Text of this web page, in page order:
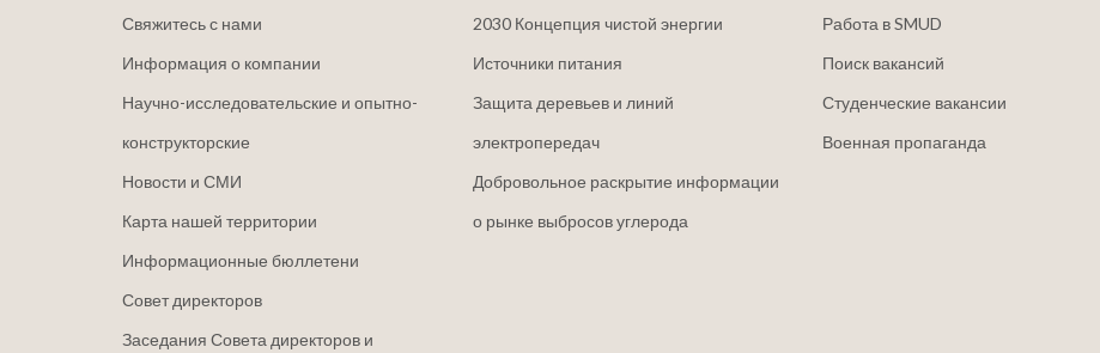
Свяжитесь с нами
Информация о компании
Научно-исследовательские и опытно-
конструкторские
Новости и СМИ
Карта нашей территории
Информационные бюллетени
Совет директоров
Заседания Совета директоров и
2030 Концепция чистой энергии
Источники питания
Защита деревьев и линий
электропередач
Добровольное раскрытие информации
о рынке выбросов углерода
Работа в SMUD
Поиск вакансий
Студенческие вакансии
Военная пропаганда